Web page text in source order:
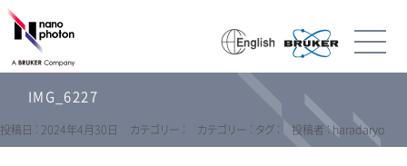
IMG_6227
投稿日 : 2024年4月30日 カテゴリー : カテゴリー : タグ : 投稿者 : haradaryo